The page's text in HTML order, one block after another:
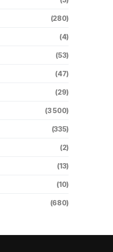
(280)
(4)
(53)
(47)
(29)
(3 500)
(335)
(2)
(13)
(10)
(680)